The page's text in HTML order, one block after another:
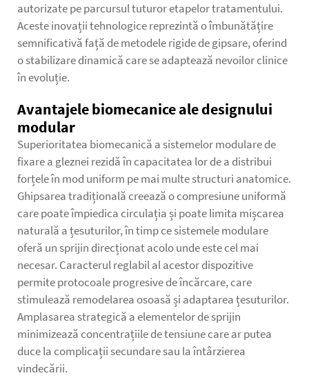
autorizate pe parcursul tuturor etapelor tratamentului.
Aceste inovații tehnologice reprezintă o îmbunătățire
semnificativă față de metodele rigide de gipsare, oferind
o stabilizare dinamică care se adaptează nevoilor clinice
în evoluție.
Avantajele biomecanice ale designului
modular
Superioritatea biomecanică a sistemelor modulare de
fixare a gleznei rezidă în capacitatea lor de a distribui
forțele în mod uniform pe mai multe structuri anatomice.
Ghipsarea tradițională creează o compresiune uniformă
care poate împiedica circulația și poate limita mișcarea
naturală a țesuturilor, în timp ce sistemele modulare
oferă un sprijin direcționat acolo unde este cel mai
necesar. Caracterul reglabil al acestor dispozitive
permite protocoale progresive de încărcare, care
stimulează remodelarea osoasă și adaptarea țesuturilor.
Amplasarea strategică a elementelor de sprijin
minimizează concentrațiile de tensiune care ar putea
duce la complicații secundare sau la întârzierea
vindecării.